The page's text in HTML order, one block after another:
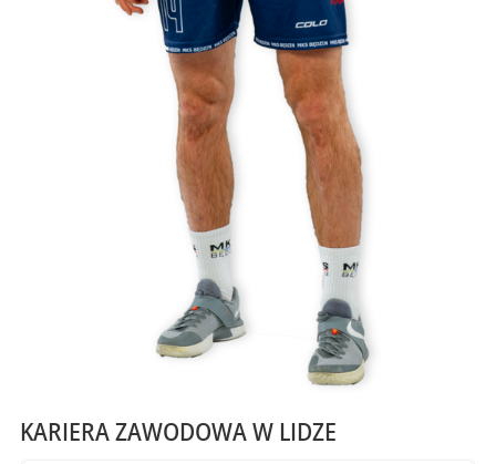
KARIERA ZAWODOWA W LIDZE